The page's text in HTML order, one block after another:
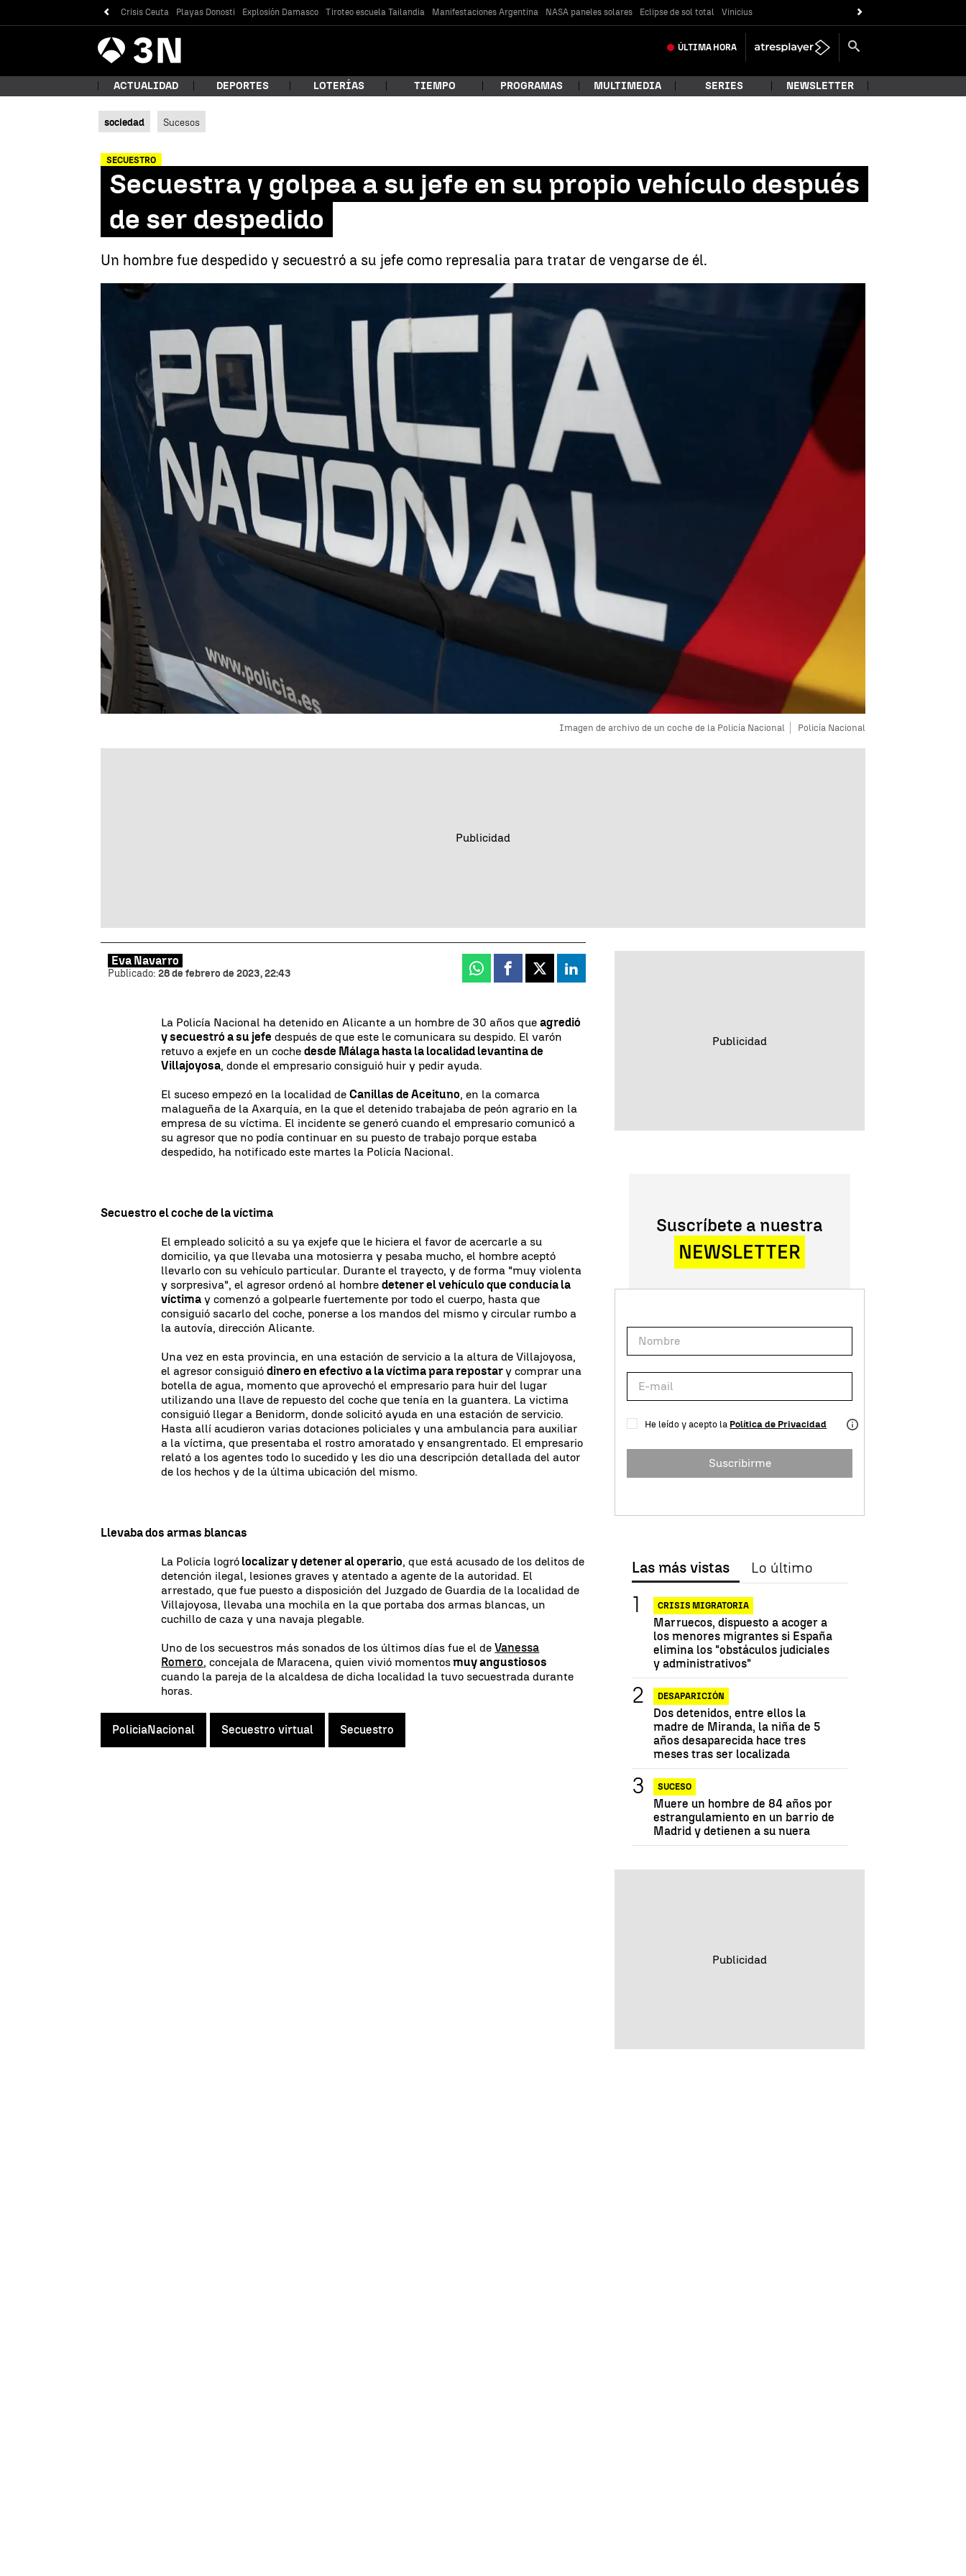
Crisis Ceuta Playas Donosti Explosión Damasco Tiroteo escuela Tailandia Manifestaciones Argentina NASA paneles solares Eclipse de sol total Vinicius
Antena
3 Noticias ÚLTIMA HORA
¿Qué estás buscando?
ACTUALIDAD DEPORTES LOTERÍAS TIEMPO PROGRAMAS MULTIMEDIA SERIES NEWSLETTER
sociedad Sucesos
SECUESTRO
Secuestra y golpea a su jefe en su propio vehículo después
de ser despedido
Un hombre fue despedido y secuestró a su jefe como represalia para tratar de vengarse de él.
Imagen de archivo de un coche de la Policía Nacional Policía Nacional
Eva Navarro
Publicado: 28 de febrero de 2023, 22:43 Whatsapp
Facebook
X Linkedin
La Policía Nacional ha detenido en Alicante a un hombre de 30 años queagredió
y secuestró a su jefe después de que este le comunicara su despido. El varón
retuvo a exjefe en un cochedesde Málaga hasta la localidad levantina de
Villajoyosa, donde el empresario consiguió huir y pedir ayuda.
El suceso empezó en la localidad deCanillas de Aceituno, en la comarca
malagueña de la Axarquía, en la que el detenido trabajaba de peón agrario en la
empresa de su víctima. El incidente se generó cuando el empresario comunicó a
su agresor que no podía continuar en su puesto de trabajo porque estaba
despedido, ha notificado este martes la Policía Nacional.
Secuestro el coche de la víctima
El empleado solicitó a su ya exjefe que le hiciera el favor de acercarle a su
domicilio, ya que llevaba una motosierra y pesaba mucho, el hombre aceptó
llevarlo con su vehículo particular. Durante el trayecto, y de forma "muy violenta
y sorpresiva", el agresor ordenó al hombredetener el vehículo que conducía la
víctima y comenzó a golpearle fuertemente por todo el cuerpo, hasta que
consiguió sacarlo del coche, ponerse a los mandos del mismo y circular rumbo a
la autovía, dirección Alicante.
Una vez en esta provincia, en una estación de servicio a la altura de Villajoyosa,
el agresor consiguiódinero en efectivo a la víctima para repostary comprar una
botella de agua, momento que aprovechó el empresario para huir del lugar
utilizando una llave de repuesto del coche que tenía en la guantera. La victima
consiguió llegar a Benidorm, donde solicitó ayuda en una estación de servicio.
Hasta allí acudieron varias dotaciones policiales y una ambulancia para auxiliar
a la víctima, que presentaba el rostro amoratado y ensangrentado. El empresario
relató a los agentes todo lo sucedido y les dio una descripción detallada del autor
de los hechos y de la última ubicación del mismo.
Llevaba dos armas blancas
La Policía logró localizar y detener al operario, que está acusado de los delitos de
detención ilegal, lesiones graves y atentado a agente de la autoridad. El
arrestado, que fue puesto a disposición del Juzgado de Guardia de la localidad de
Villajoyosa, llevaba una mochila en la que portaba dos armas blancas, un
cuchillo de caza y una navaja plegable.
Uno de los secuestros más sonados de los últimos días fue el deVanessa
Romero, concejala de Maracena, quien vivió momentosmuy angustiosos
cuando la pareja de la alcaldesa de dicha localidad la tuvo secuestrada durante
horas.
PoliciaNacional Secuestro virtual Secuestro
Suscríbete a nuestra
NEWSLETTER
He leído y acepto la Política de Privacidad
Suscribirme
Las más vistas Lo último
CRISIS MIGRATORIA
Marruecos, dispuesto a acoger a
los menores migrantes si España
elimina los "obstáculos judiciales
y administrativos"
DESAPARICIÓN
Dos detenidos, entre ellos la
madre de Miranda, la niña de 5
años desaparecida hace tres
meses tras ser localizada
SUCESO
Muere un hombre de 84 años por
estrangulamiento en un barrio de
Madrid y detienen a su nuera